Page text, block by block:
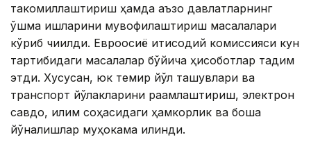
такомиллаштириш ҳамда аъзо давлатларнинг
қўшма ишларини мувофиқлаштириш масалалари
кўриб чиқилди. Евроосиё иқтисодий комиссияси кун
тартибидаги масалалар бўйича ҳисоботлар тақдим
этди. Хусусан, юк темир йўл ташувлари ва
транспорт йўлакларини рақамлаштириш, электрон
савдо, иқлим соҳасидаги ҳамкорлик ва бошқа
йўналишлар муҳокама қилинди.